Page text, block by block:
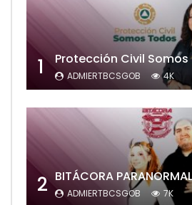
1 Protección Civil
ADMIERTBCSGOB 4K
2 BITÁCORA PARANORMAL
ADMIERTBCSGOB 7K